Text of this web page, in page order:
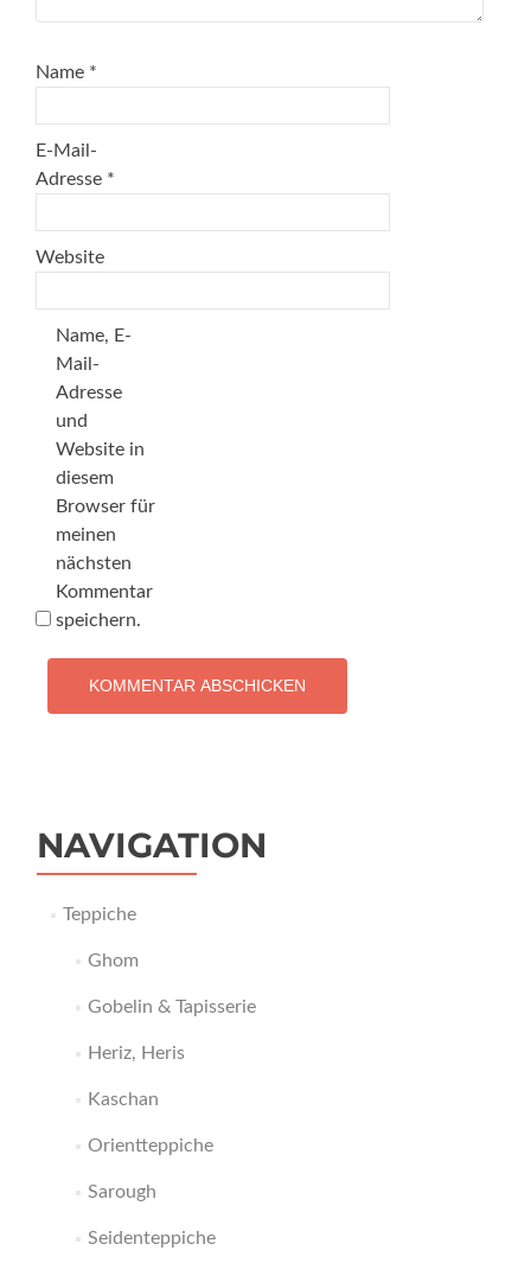
Name *
E-Mail-
Adresse *
Website
Name, E-
Mail-
Adresse
und
Website in
diesem
Browser für
meinen
nächsten
Kommentar
speichern.
NAVIGATION
Teppiche
Ghom
Gobelin & Tapisserie
Heriz, Heris
Kaschan
Orientteppiche
Sarough
Seidenteppiche